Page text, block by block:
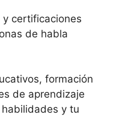
certificaciones
de habla
formación
de aprendizaje
y tu